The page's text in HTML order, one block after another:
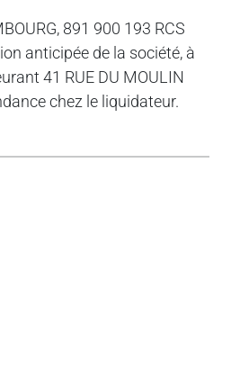
891 900 193 RCS
anticipée de la société, à
41 RUE DU MOULIN
chez le liquidateur.